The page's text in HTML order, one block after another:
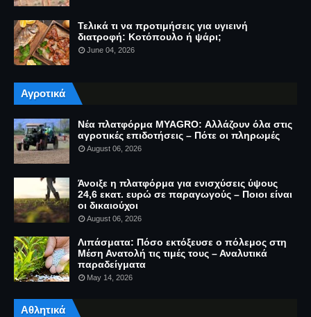
Τελικά τι να προτιμήσεις για υγιεινή
διατροφή: Κοτόπουλο ή ψάρι;
June 04, 2026
Αγροτικά
Νέα πλατφόρμα MYAGRO: Αλλάζουν όλα στις
αγροτικές επιδοτήσεις – Πότε οι πληρωμές
August 06, 2026
Άνοιξε η πλατφόρμα για ενισχύσεις ύψους
24,6 εκατ. ευρώ σε παραγωγούς – Ποιοι είναι
οι δικαιούχοι
August 06, 2026
Λιπάσματα: Πόσο εκτόξευσε ο πόλεμος στη
Μέση Ανατολή τις τιμές τους – Αναλυτικά
παραδείγματα
May 14, 2026
Αθλητικά